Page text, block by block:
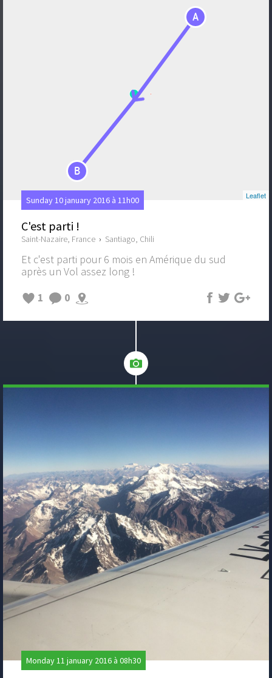
A
B
Leaflet
Sunday 10 january 2016 à 11h00
C'est parti !
Saint-Nazaire, France › Santiago, Chili
Et c'est parti pour 6 mois en Amérique du sud
après un Vol assez long !
1
0
Monday 11 january 2016 à 08h30